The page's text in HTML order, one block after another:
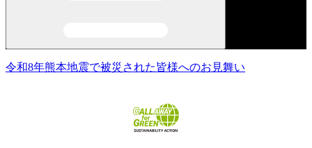
令和8年熊本地震で被災された皆様へのお見舞い